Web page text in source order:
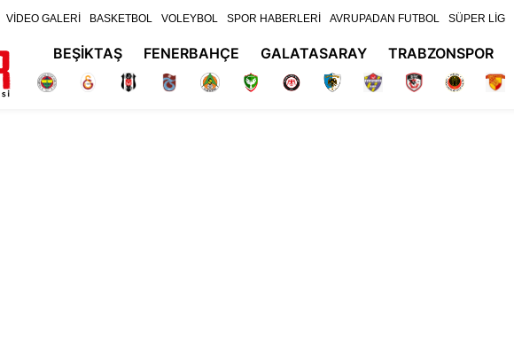
VİDEO GALERİ BASKETBOL VOLEYBOL SPOR HABERLERİ AVRUPADAN FUTBOL SÜPER LİG
BEŞİKTAŞ FENERBAHÇE GALATASARAY TRABZONSPOR